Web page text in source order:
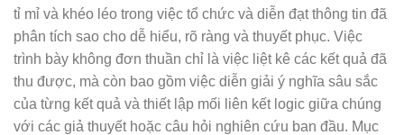
tỉ mỉ và khéo léo trong việc tổ chức và diễn đạt thông tin đã
phân tích sao cho dễ hiểu, rõ ràng và thuyết phục. Việc
trình bày không đơn thuần chỉ là việc liệt kê các kết quả đã
thu được, mà còn bao gồm việc diễn giải ý nghĩa sâu sắc
của từng kết quả và thiết lập mối liên kết logic giữa chúng
với các giả thuyết hoặc câu hỏi nghiên cứu ban đầu. Mục